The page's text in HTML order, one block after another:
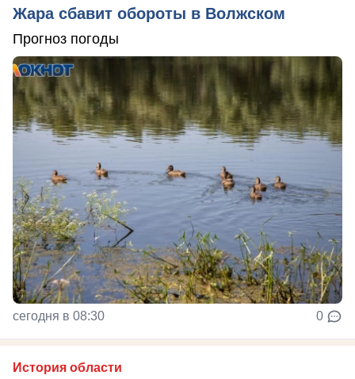
Жара сбавит обороты в Волжском
Прогноз погоды
сегодня в 08:30 0
История области